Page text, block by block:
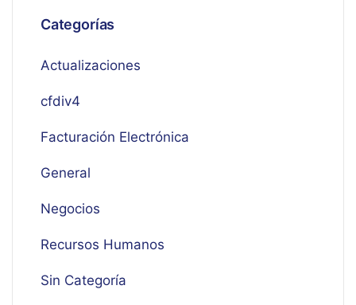
Categorías
Actualizaciones
cfdiv4
Facturación Electrónica
General
Negocios
Recursos Humanos
Sin Categoría